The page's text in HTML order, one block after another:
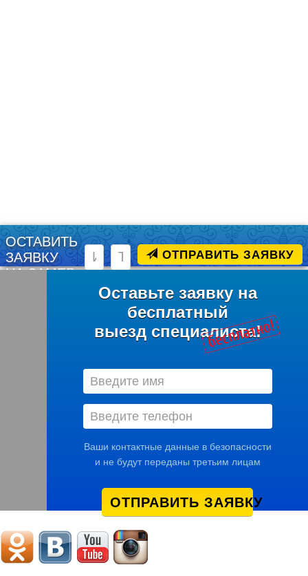
ОСТАВИТЬ
ЗАЯВКУ
НА ЗАМЕР
ОТПРАВИТЬ ЗАЯВКУ
Оставьте заявку на
бесплатный
выезд специалиста!
Ваши контактные данные в безопасности
и не будут переданы третьим лицам
ОТПРАВИТЬ ЗАЯВКУ